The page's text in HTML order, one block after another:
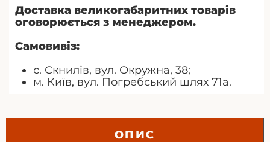
Доставка великогабаритних товарів
оговорюється з менеджером.
Самовивіз:
с. Скнилів, вул. Окружна, 38;
м. Київ, вул. Погребський шлях 71а.
ОПИС